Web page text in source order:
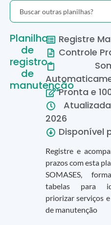
Planilha
de
registro
de
manutenção
Registre
Controle
Pronta e
2026
Disponível
Registre e
prazos com esta
SOMASES,
tabelas para
priorizar serviços
de manutenção